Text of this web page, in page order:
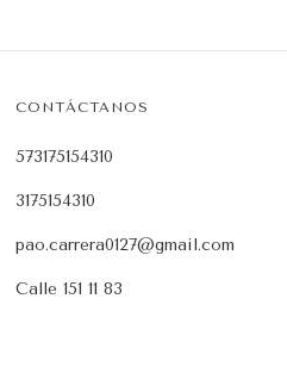
CONTÁCTANOS
573175154310
3175154310
pao.carrera0127@gmail.com
Calle 151 11 83